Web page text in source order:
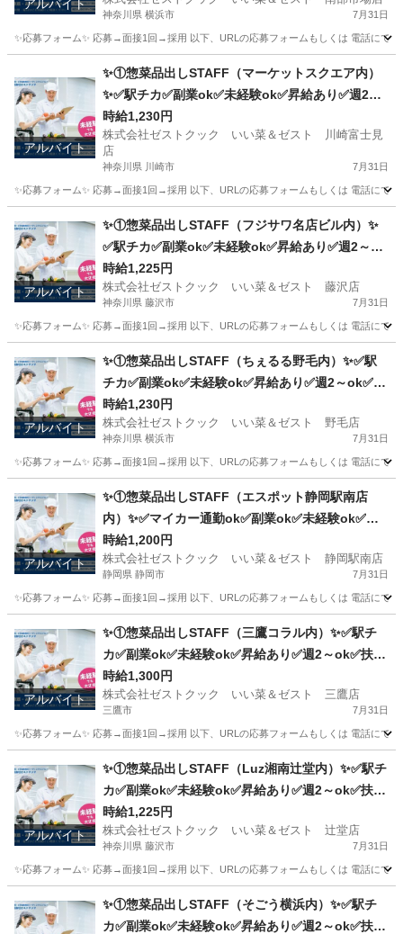
アルバイト
神奈川県 横浜市 7月31日
✨応募フォーム✨ 応募→面接1回→採用 以下、URLの応募フォームもしくは 電話にて
キッチン
アルバイト
✨①惣菜品出しSTAFF（マーケットスクエア内）
✨✅駅チカ✅副業ok✅未経験ok✅昇給あり✅週2～
ok✅扶養内ok
時給1,230円
株式会社ゼストクック いい菜＆ゼスト 川崎富士見
店
神奈川県 川崎市 7月31日
✨応募フォーム✨ 応募→面接1回→採用 以下、URLの応募フォームもしくは 電話にて
キッチン
アルバイト
✨①惣菜品出しSTAFF（フジサワ名店ビル内）✨
✅駅チカ✅副業ok✅未経験ok✅昇給あり✅週2～ok
✅扶養内ok
時給1,225円
株式会社ゼストクック いい菜＆ゼスト 藤沢店
神奈川県 藤沢市 7月31日
✨応募フォーム✨ 応募→面接1回→採用 以下、URLの応募フォームもしくは 電話にて
キッチン
アルバイト
✨①惣菜品出しSTAFF（ちぇるる野毛内）✨✅駅
チカ✅副業ok✅未経験ok✅昇給あり✅週2～ok✅扶
養内ok
時給1,230円
株式会社ゼストクック いい菜＆ゼスト 野毛店
神奈川県 横浜市 7月31日
✨応募フォーム✨ 応募→面接1回→採用 以下、URLの応募フォームもしくは 電話にて
キッチン
アルバイト
✨①惣菜品出しSTAFF（エスポット静岡駅南店
内）✨✅マイカー通勤ok✅副業ok✅未経験ok✅扶
養内ok✅週2～ok
時給1,200円
株式会社ゼストクック いい菜＆ゼスト 静岡駅南店
静岡県 静岡市 7月31日
✨応募フォーム✨ 応募→面接1回→採用 以下、URLの応募フォームもしくは 電話にて
キッチン スタッフ
アルバイト
✨①惣菜品出しSTAFF（三鷹コラル内）✨✅駅チ
カ✅副業ok✅未経験ok✅昇給あり✅週2～ok✅扶養
内ok
時給1,300円
株式会社ゼストクック いい菜＆ゼスト 三鷹店
三鷹市 7月31日
✨応募フォーム✨ 応募→面接1回→採用 以下、URLの応募フォームもしくは 電話にて
キッチン スタッフ
アルバイト
✨①惣菜品出しSTAFF（Luz湘南辻堂内）✨✅駅チ
カ✅副業ok✅未経験ok✅昇給あり✅週2～ok✅扶養
内ok
時給1,225円
株式会社ゼストクック いい菜＆ゼスト 辻堂店
神奈川県 藤沢市 7月31日
✨応募フォーム✨ 応募→面接1回→採用 以下、URLの応募フォームもしくは 電話にて
キッチン
✨①惣菜品出しSTAFF（そごう横浜内）✨✅駅チ
カ✅副業ok✅未経験ok✅昇給あり✅週2～ok✅扶養